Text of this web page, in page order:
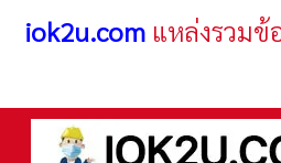
iok2u.com แหล่งรวมข้